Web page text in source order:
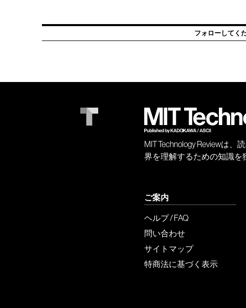
フォローしてく
MIT Technology Reviewは
界を理解するための知識を
ご案内
ヘルプ / FAQ
問い合わせ
サイトマップ
特商法に基づく表示